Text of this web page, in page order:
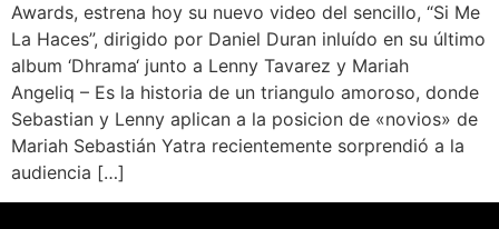
Awards, estrena hoy su nuevo video del sencillo, “Si Me
La Haces”, dirigido por Daniel Duran inluído en su último
album ‘Dhrama‘ junto a Lenny Tavarez y Mariah
Angeliq – Es la historia de un triangulo amoroso, donde
Sebastian y Lenny aplican a la posicion de «novios» de
Mariah Sebastián Yatra recientemente sorprendió a la
audiencia […]